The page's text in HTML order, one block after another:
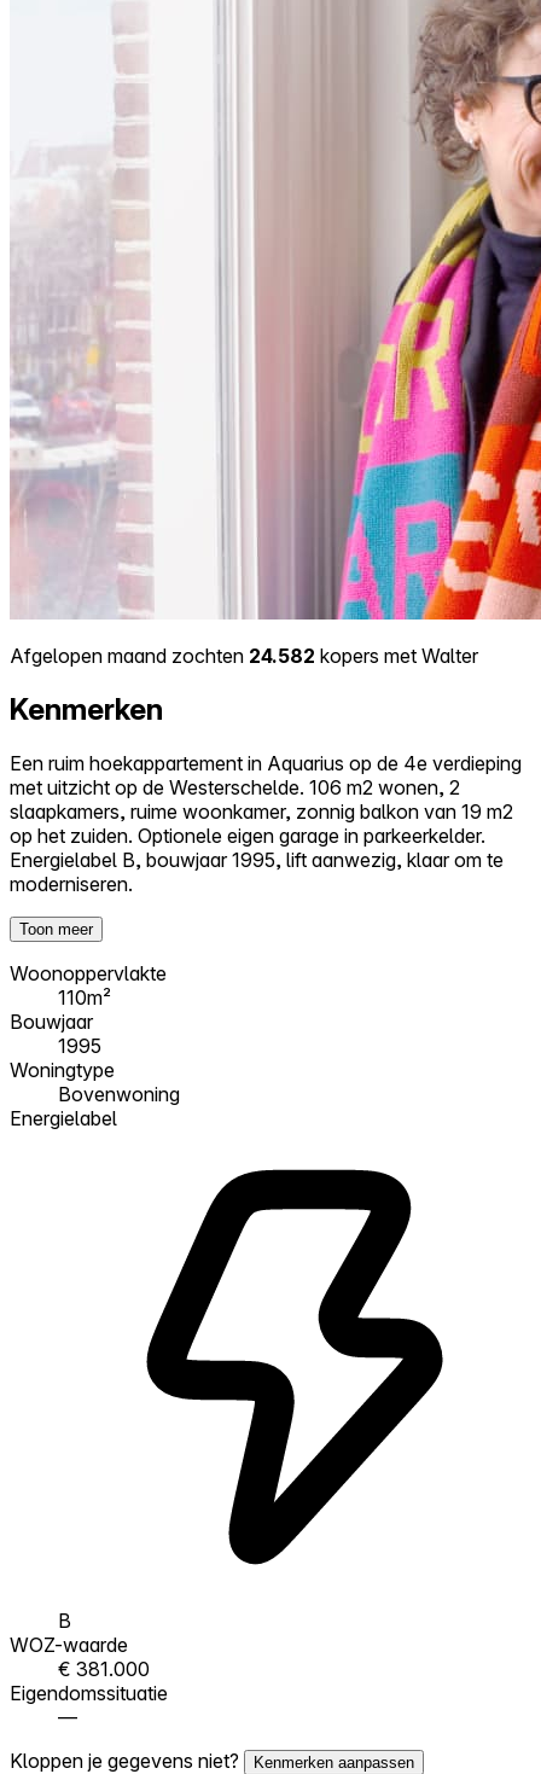
Afgelopen maand zochten 24.582 kopers met Walter
Kenmerken
Een ruim hoekappartement in Aquarius op de 4e verdieping
met uitzicht op de Westerschelde. 106 m2 wonen, 2
slaapkamers, ruime woonkamer, zonnig balkon van 19 m2
op het zuiden. Optionele eigen garage in parkeerkelder.
Energielabel B, bouwjaar 1995, lift aanwezig, klaar om te
moderniseren.
Toon meer
Woonoppervlakte
110m²
Bouwjaar
1995
Woningtype
Bovenwoning
Energielabel
B
WOZ-waarde
€ 381.000
Eigendomssituatie
—
Kloppen je gegevens niet?
Kenmerken aanpassen